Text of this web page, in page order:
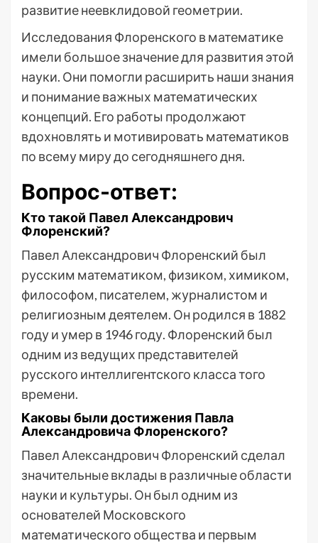
развитие неевклидовой геометрии.
Исследования Флоренского в математике
имели большое значение для развития этой
науки. Они помогли расширить наши знания
и понимание важных математических
концепций. Его работы продолжают
вдохновлять и мотивировать математиков
по всему миру до сегодняшнего дня.
Вопрос-ответ:
Кто такой Павел Александрович
Флоренский?
Павел Александрович Флоренский был
русским математиком, физиком, химиком,
философом, писателем, журналистом и
религиозным деятелем. Он родился в 1882
году и умер в 1946 году. Флоренский был
одним из ведущих представителей
русского интеллигентского класса того
времени.
Каковы были достижения Павла
Александровича Флоренского?
Павел Александрович Флоренский сделал
значительные вклады в различные области
науки и культуры. Он был одним из
основателей Московского
математического общества и первым